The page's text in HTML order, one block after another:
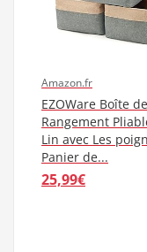
Amazon.fr
EZOWare Boîte de
Rangement
Lin avec Les
Panier de...
25,99€